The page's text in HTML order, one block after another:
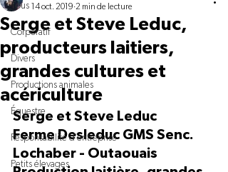
Tous
Corporatif
Divers
Productions animales
Équestre
Responsabilité d'entreprise
Petits élevages
Serge et Steve Leduc,
producteurs laitiers,
grandes cultures et
acériculture
14 oct. 2019 2 min de lecture
Serge et Steve Leduc
Ferme Desleduc GMS Senc.
Lochaber - Outaouais